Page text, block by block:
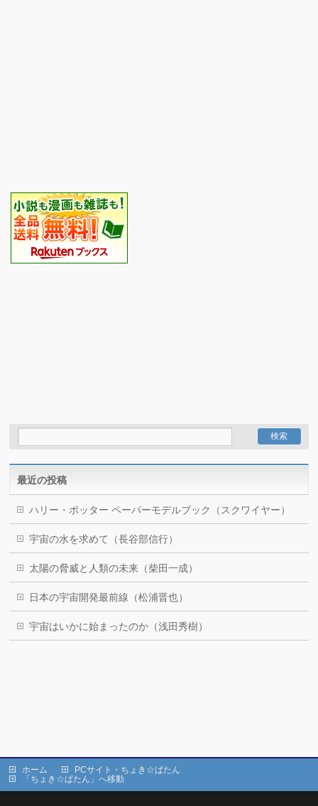
最近の投稿
ハリー・ポッター ペーパーモデルブック（スクワイヤー）
宇宙の水を求めて（長谷部信行）
太陽の脅威と人類の未来（柴田一成）
日本の宇宙開発最前線（松浦晋也）
宇宙はいかに始まったのか（浅田秀樹）
ホーム
PCサイト・ちょき☆ぱたん
「ちょき☆ぱたん」へ移動